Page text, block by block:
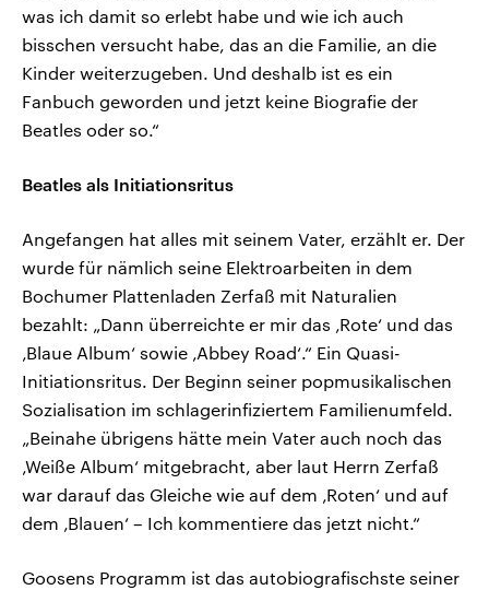
was ich damit so erlebt habe und wie ich auch
bisschen versucht habe, das an die Familie, an die
Kinder weiterzugeben. Und deshalb ist es ein
Fanbuch geworden und jetzt keine Biografie der
Beatles oder so.“
Beatles als Initiationsritus
Angefangen hat alles mit seinem Vater, erzählt er. Der
wurde für nämlich seine Elektroarbeiten in dem
Bochumer Plattenladen Zerfaß mit Naturalien
bezahlt: „Dann überreichte er mir das ‚Rote‘ und das
‚Blaue Album‘ sowie ‚Abbey Road‘.“ Ein Quasi-
Initiationsritus. Der Beginn seiner popmusikalischen
Sozialisation im schlagerinfiziertem Familienumfeld.
„Beinahe übrigens hätte mein Vater auch noch das
‚Weiße Album‘ mitgebracht, aber laut Herrn Zerfaß
war darauf das Gleiche wie auf dem ‚Roten‘ und auf
dem ‚Blauen‘ – Ich kommentiere das jetzt nicht.“
Goosens Programm ist das autobiografischste seiner